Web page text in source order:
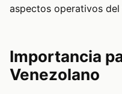
aspectos operativos
Importancia
Venezolano